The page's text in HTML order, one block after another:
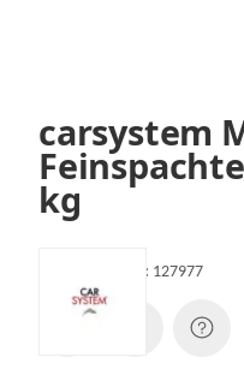
carsystem
kg
Artikelnummer: 127977